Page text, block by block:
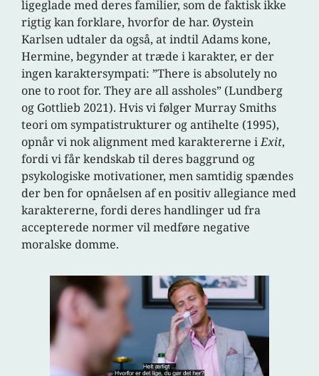
ligeglade med deres familier, som de faktisk ikke
rigtig kan forklare, hvorfor de har. Øystein
Karlsen udtaler da også, at indtil Adams kone,
Hermine, begynder at træde i karakter, er der
ingen karaktersympati: ”There is absolutely no
one to root for. They are all assholes” (Lundberg
og Gottlieb 2021). Hvis vi følger Murray Smiths
teori om sympatistrukturer og antihelte (1995),
opnår vi nok alignment med karaktererne iExit,
fordi vi får kendskab til deres baggrund og
psykologiske motivationer, men samtidig spændes
der ben for opnåelsen af en positiv allegiance med
karaktererne, fordi deres handlinger ud fra
accepterede normer vil medføre negative
moralske domme.